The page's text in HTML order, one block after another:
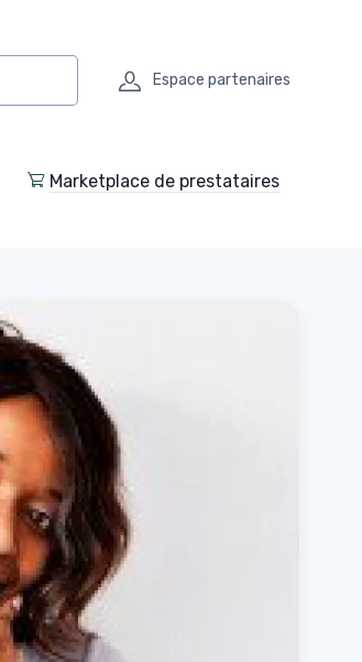
Espace partenaires
Marketplace de prestataires